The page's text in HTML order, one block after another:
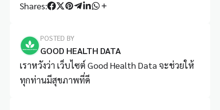
Shares:
POSTED BY
GOOD HEALTH DATA
เราหวังว่า เว็บไซต์ Good Health Data จะช่วยให้
ทุกท่านมีสุขภาพที่ดี